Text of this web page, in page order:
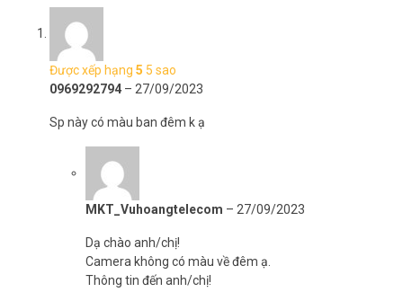
Nén H.265 nâng cao
Nén H.265 tiên tiến giúp giảm 50% băng thông mạng và mức sử
dụng lưu trữ với cùng chất lượng video
Nhiều tùy chọn ống kính
Độ dài tiêu cự khác nhau cho các kịch bản khác nhau.
Được xếp hạng 5 5 sao
0969292794 – 27/09/2023
Sp này có màu ban đêm k ạ
MKT_Vuhoangtelecom – 27/09/2023
Dạ chào anh/chị!
Camera không có màu về đêm ạ.
Thông tin đến anh/chị!